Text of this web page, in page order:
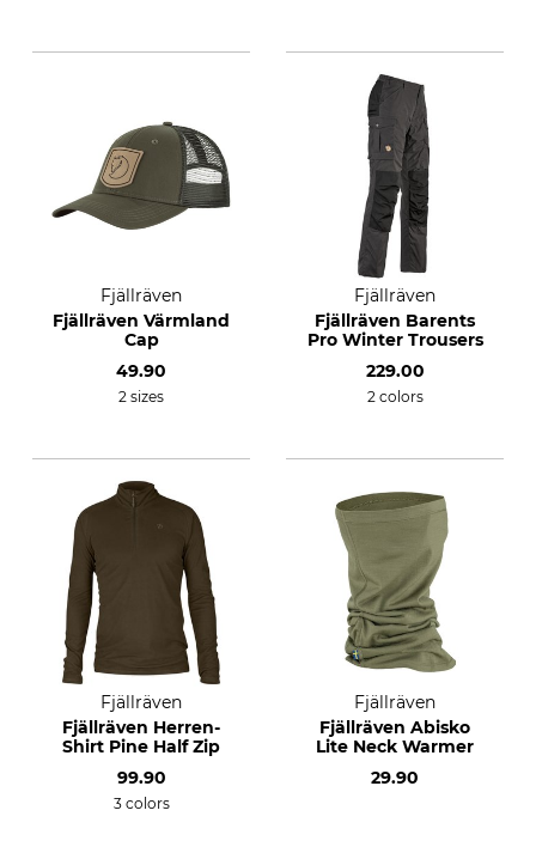
Fjällräven
Fjällräven Värmland
Cap
49.90
2 sizes
Fjällräven
Fjällräven Barents
Pro Winter Trousers
229.00
2 colors
Fjällräven
Fjällräven Herren-
Shirt Pine Half Zip
99.90
3 colors
Fjällräven
Fjällräven Abisko
Lite Neck Warmer
29.90